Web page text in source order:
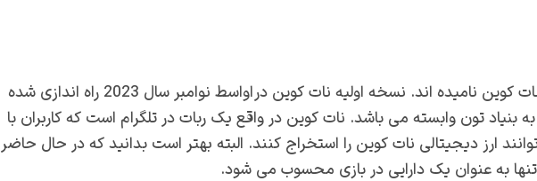
پروژه جدید مجموعه اوپن بیلدرز را نات کوین نامیده اند. نسخه اولیه نات کوین در اواسط نوامبر سال 2023 راه اندازی شده
بنیاد تون وابسته می باشد. نات کوین در واقع یک ربات در تلگرام است که کاربران با
ارز دیجیتالی نات کوین را استخراج کنند. البته بهتر است بدانید که در حال حاضر
تنها به عنوان یک دارایی در بازی محسوب می شود.